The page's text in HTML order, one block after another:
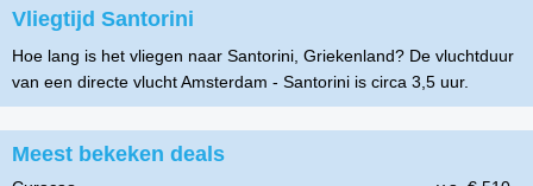
Vliegtijd Santorini
Hoe lang is het vliegen naar Santorini, Griekenland? De vluchtduur
van een directe vlucht Amsterdam - Santorini is circa 3,5 uur.
Meest bekeken deals